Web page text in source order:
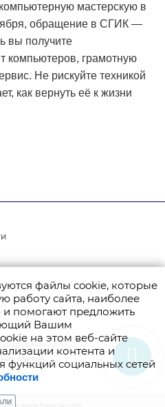
мастерскую в
обращение в СГИК —
вы получите
компьютеров, грамотную
Не рискуйте техникой
как вернуть её к жизни
защищены - 2026
сайтов
файлы cookie, которые
работу сайта, наиболее
помогают предложить
Вашим
на этом веб-сайте
контента и
функций социальных сетей